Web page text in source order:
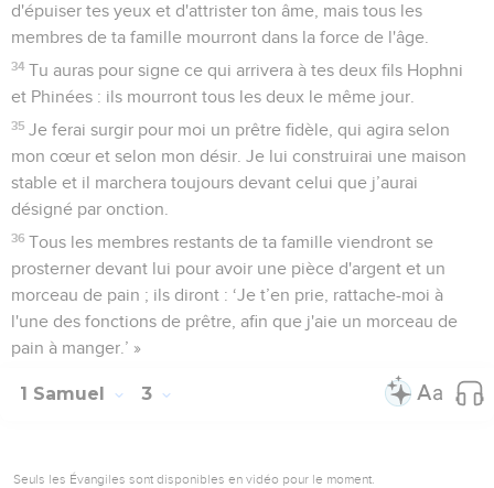
d'épuiser tes yeux et d'attrister ton âme, mais tous les
membres de ta famille mourront dans la force de l'âge.
34 Tu auras pour signe ce qui arrivera à tes deux fils Hophni
et Phinées : ils mourront tous les deux le même jour.
35 Je ferai surgir pour moi un prêtre fidèle, qui agira selon
mon cœur et selon mon désir. Je lui construirai une maison
stable et il marchera toujours devant celui que j’aurai
désigné par onction.
36 Tous les membres restants de ta famille viendront se
prosterner devant lui pour avoir une pièce d'argent et un
morceau de pain ; ils diront : ‘Je t’en prie, rattache-moi à
l'une des fonctions de prêtre, afin que j'aie un morceau de
pain à manger.’ »
1 Samuel 3
Seuls les Évangiles sont disponibles en vidéo pour le moment.